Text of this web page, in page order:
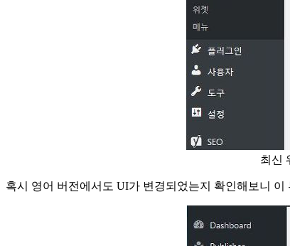
최신
혹시 영어 버전에서도 UI가 변경되었는지 확인해보니 이